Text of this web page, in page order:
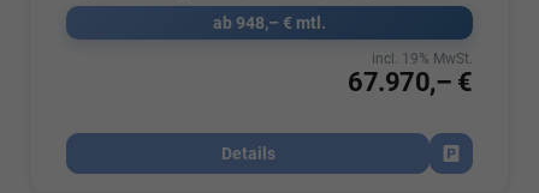
ab 948,– € mtl.
67.970,– €
incl. 19% MwSt.
Details
Fahrzeug